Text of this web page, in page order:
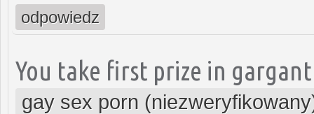
odpowiedz
You take first prize in
gay sex porn